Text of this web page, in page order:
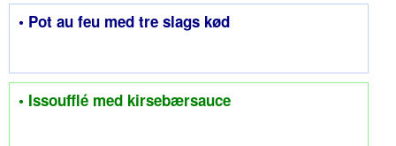
• Pot au feu med tre slags kød
• Issoufflé med kirsebærsauce